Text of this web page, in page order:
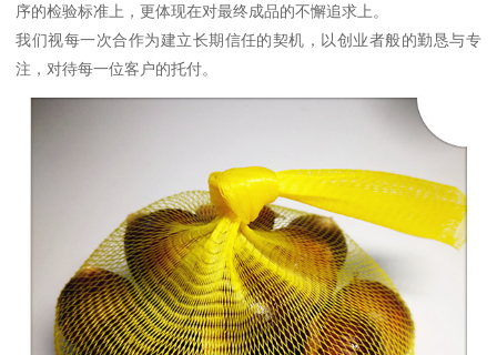
序的检验标准上，更体现在对最终成品的不懈追求上。
我们视每一次合作为建立长期信任的契机，以创业者般的勤恳与专
注，对待每一位客户的托付。